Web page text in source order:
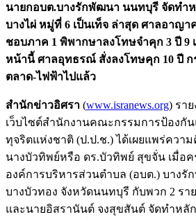
นายกอบต.บางรักพัฒนา นนทบุรี จัดทำ
บางไผ่ หมู่ที่ 6 เป็นเท็จ ล่าสุด ศาลอาญ
ชอบภาค 1 พิพากษาลงโทษจำคุก 3 ปี 9
หน้านี้ ศาลอุทธรณ์ สั่งลงโทษคุก 10 ปี ก
ตลาด-ไฟฟ้าไปแล้ว
สำนักข่าวอิศรา (www.isranews.org) รา
เว็บไซต์สำนักงานคณะกรรมการป้องกั
ทุจริตแห่งชาติ (ป.ป.ช.) ได้เผยแพร่ควา
นางบัวทิพย์หรือ ดร.บัวทิพย์ สุขจั่น เมื่อ
องค์การบริหารส่วนตำบล (อบต.) บางรั
บางบัวทอง จังหวัดนนทบุรี กับพวก 2 รา
และนายอิสรานันต์ จงสุขสันต์ จัดทำหลั